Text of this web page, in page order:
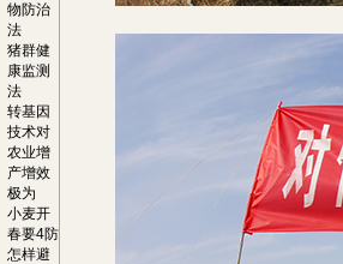
物防治
法
猪群健
康监测
法
转基因
技术对
农业增
产增效
极为
小麦开
春要4防
怎样避